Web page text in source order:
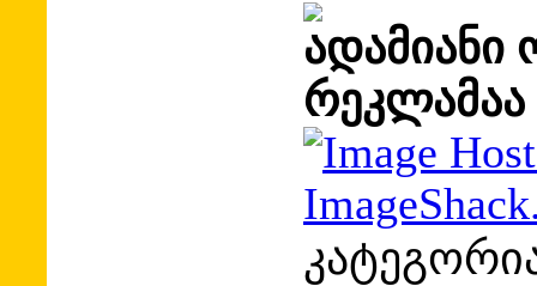
ადამიანი
რეკლამაა